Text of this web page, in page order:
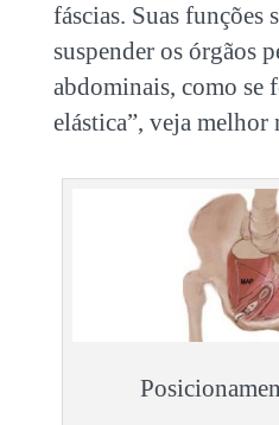
fáscias. Suas funções
suspender os órgãos
abdominais, como se
elástica”, veja melhor